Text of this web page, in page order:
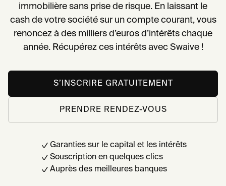
immobilière sans prise de risque. En laissant le
cash de votre société sur un compte courant, vous
renoncez à des milliers d’euros d’intérêts chaque
année. Récupérez ces intérêts avec Swaive !
S’INSCRIRE GRATUITEMENT
PRENDRE RENDEZ-VOUS
Garanties sur le capital et les intérêts
Souscription en quelques clics
Auprès des meilleures banques